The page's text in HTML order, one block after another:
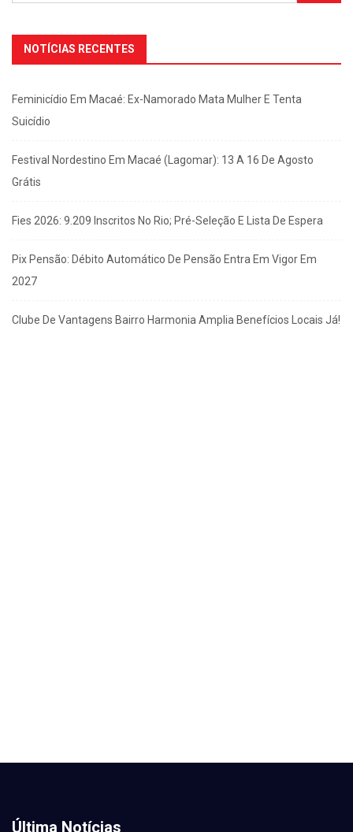
NOTÍCIAS RECENTES
Feminicídio Em Macaé: Ex-Namorado Mata Mulher E Tenta
Suicídio
Festival Nordestino Em Macaé (Lagomar): 13 A 16 De Agosto
Grátis
Fies 2026: 9.209 Inscritos No Rio; Pré-Seleção E Lista De Espera
Pix Pensão: Débito Automático De Pensão Entra Em Vigor Em
2027
Clube De Vantagens Bairro Harmonia Amplia Benefícios Locais Já!
Última Notícias